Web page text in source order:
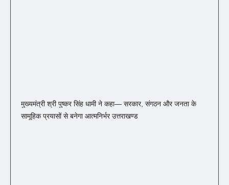
मुख्यमंत्री श्री पुष्कर सिंह धामी ने कहा— सरकार, संगठन और जनता के
सामूहिक प्रयासों से बनेगा आत्मनिर्भर उत्तराखण्ड